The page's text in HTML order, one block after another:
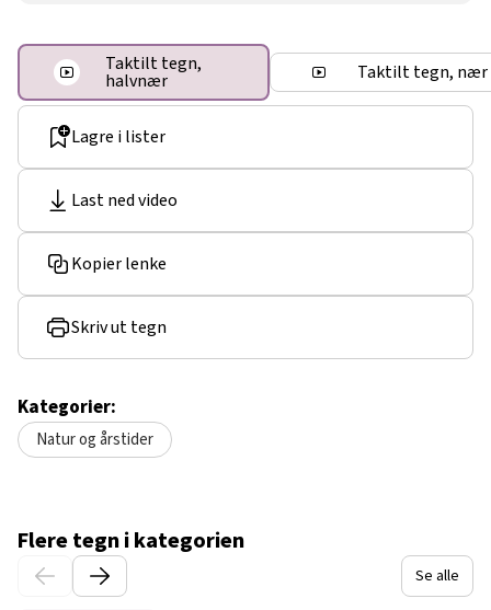
Lagre i lister
Last ned video
Kopier lenke
Skriv ut tegn
Kategorier:
Natur og årstider
Taktilt tegn,
halvnær Taktilt tegn, nær
Flere tegn i kategorien
Se alle